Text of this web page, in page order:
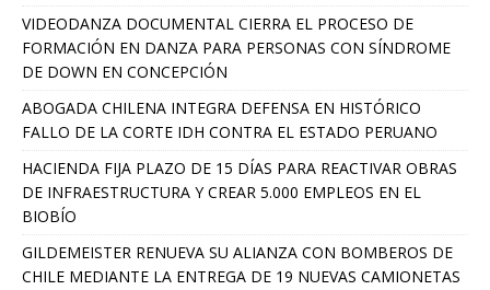
VIDEODANZA DOCUMENTAL CIERRA EL PROCESO DE
FORMACIÓN EN DANZA PARA PERSONAS CON SÍNDROME
DE DOWN EN CONCEPCIÓN
ABOGADA CHILENA INTEGRA DEFENSA EN HISTÓRICO
FALLO DE LA CORTE IDH CONTRA EL ESTADO PERUANO
HACIENDA FIJA PLAZO DE 15 DÍAS PARA REACTIVAR OBRAS
DE INFRAESTRUCTURA Y CREAR 5.000 EMPLEOS EN EL
BIOBÍO
GILDEMEISTER RENUEVA SU ALIANZA CON BOMBEROS DE
CHILE MEDIANTE LA ENTREGA DE 19 NUEVAS CAMIONETAS